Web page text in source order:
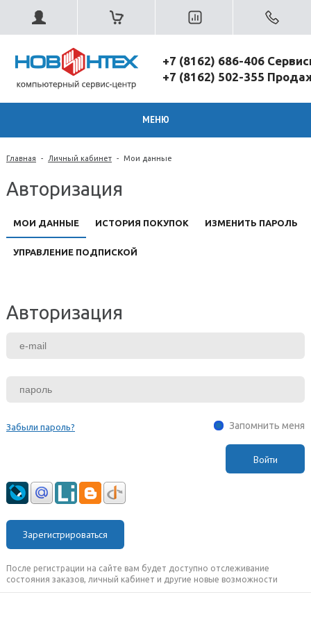
+7 (8162) 686-406
+7 (8162) 502-355
МЕНЮ
Главная - Личный кабинет - Мои данные
Авторизация
МОИ ДАННЫЕ ИСТОРИЯ ПОКУПОК ИЗМЕНИТЬ ПАРОЛЬ
УПРАВЛЕНИЕ ПОДПИСКОЙ
Авторизация
Забыли пароль? Запомнить меня
Зарегистрироваться
После регистрации на сайте вам будет доступно отслеживание
состояния заказов, личный кабинет и другие новые возможности